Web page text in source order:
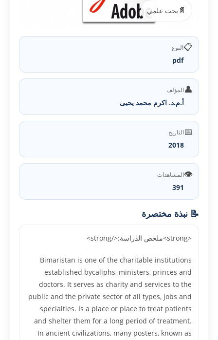
📄 بحث علمي
📋النوع
pdf
👤المؤلف
أ.م.د. اكرم محمد يحيى
📅التاريخ
2018
👁️المشاهدات
391
📝 نبذة مختصرة
<strong>ملخص الدراسة:</strong>
Bimaristan is one of the charitable institutions
established bycaliphs, ministers, princes and
doctors. It serves as charity and services to the
public and the private sector of all types, jobs and
specialties. Is a place or place to treat patients
and shelter them for a long period of treatment.
In ancient civilizations, many posters, known as